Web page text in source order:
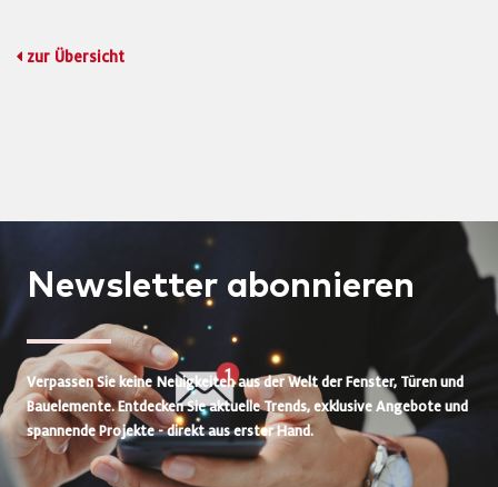
zur Übersicht
Newsletter abonnieren
Verpassen Sie keine Neuigkeiten aus der Welt der Fenster, Türen und
Bauelemente. Entdecken Sie aktuelle Trends, exklusive Angebote und
spannende Projekte - direkt aus erster Hand.